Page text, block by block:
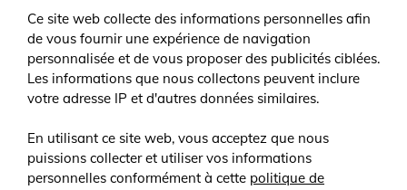
Commander vos arbustes et
arbres fruitiers maintenant
Ce site web collecte des informations personnelles afin
de vous fournir une expérience de navigation
personnalisée et de vous proposer des publicités ciblées.
Les informations que nous collectons peuvent inclure
votre adresse IP et d'autres données similaires.
En utilisant ce site web, vous acceptez que nous
puissions collecter et utiliser vos informations
personnelles conformément à cette politique de